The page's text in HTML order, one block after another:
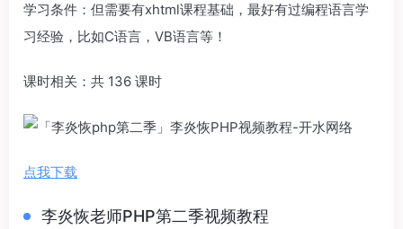
学习条件：但需要有xhtml课程基础，最好有过编程语言学
习经验，比如C语言，VB语言等！
课时相关：共 136 课时
点我下载
李炎恢老师PHP第二季视频教程